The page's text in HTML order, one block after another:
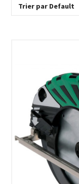
Trier par Default